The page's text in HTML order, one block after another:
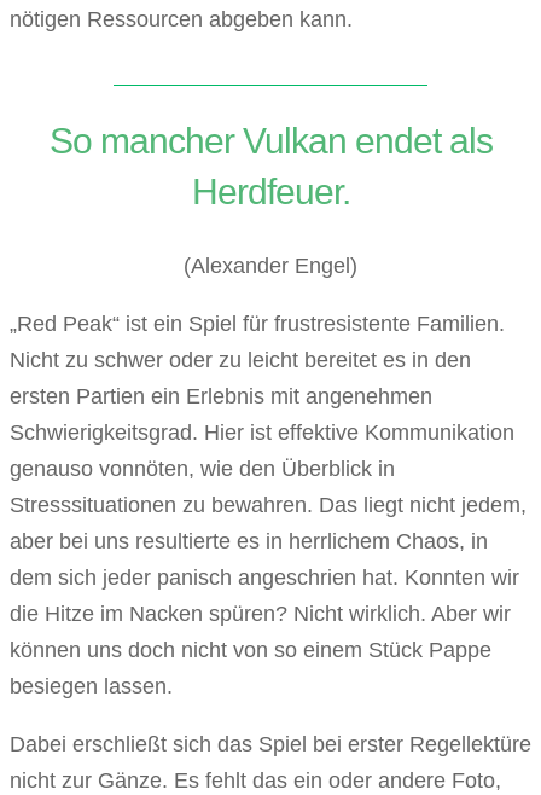
nötigen Ressourcen abgeben kann.
So mancher Vulkan endet als
Herdfeuer.
(Alexander Engel)
„Red Peak“ ist ein Spiel für frustresistente Familien.
Nicht zu schwer oder zu leicht bereitet es in den
ersten Partien ein Erlebnis mit angenehmen
Schwierigkeitsgrad. Hier ist effektive Kommunikation
genauso vonnöten, wie den Überblick in
Stresssituationen zu bewahren. Das liegt nicht jedem,
aber bei uns resultierte es in herrlichem Chaos, in
dem sich jeder panisch angeschrien hat. Konnten wir
die Hitze im Nacken spüren? Nicht wirklich. Aber wir
können uns doch nicht von so einem Stück Pappe
besiegen lassen.
Dabei erschließt sich das Spiel bei erster Regellektüre
nicht zur Gänze. Es fehlt das ein oder andere Foto,